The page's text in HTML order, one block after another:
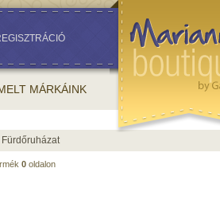
MÁRKÁINK
Fürdőruházat
0 oldalon